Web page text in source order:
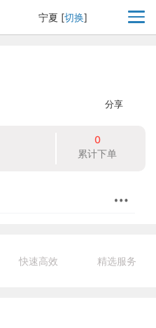
宁夏 [切换]
分享
0
累计下单
快速高效 精选服务